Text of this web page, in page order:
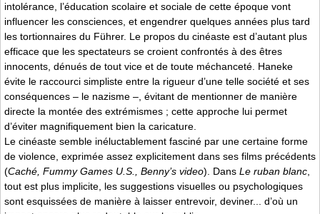
intolérance, l’éducation scolaire et sociale de cette époque vont
influencer les consciences, et engendrer quelques années plus tard
les tortionnaires du Führer. Le propos du cinéaste est d’autant plus
efficace que les spectateurs se croient confrontés à des êtres
innocents, dénués de tout vice et de toute méchanceté. Haneke
évite le raccourci simpliste entre la rigueur d’une telle société et ses
conséquences – le nazisme –, évitant de mentionner de manière
directe la montée des extrémismes ; cette approche lui permet
d’éviter magnifiquement bien la caricature.
Le cinéaste semble inéluctablement fasciné par une certaine forme
de violence, exprimée assez explicitement dans ses films précédents
(Caché, Fummy Games U.S., Benny’s video). Dans Le ruban blanc,
tout est plus implicite, les suggestions visuelles ou psychologiques
sont esquissées de manière à laisser entrevoir, deviner... d’où un